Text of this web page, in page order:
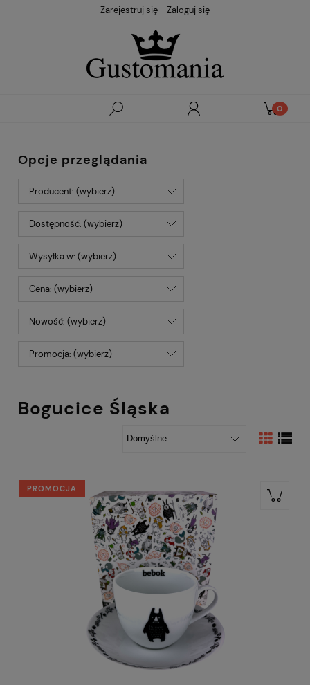
Zarejestruj się Zaloguj się
Opcje przeglądania
Producent: (wybierz)
Dostępność: (wybierz)
Wysyłka w: (wybierz)
Cena: (wybierz)
Nowość: (wybierz)
Promocja: (wybierz)
Bogucice Śląska
PROMOCJA